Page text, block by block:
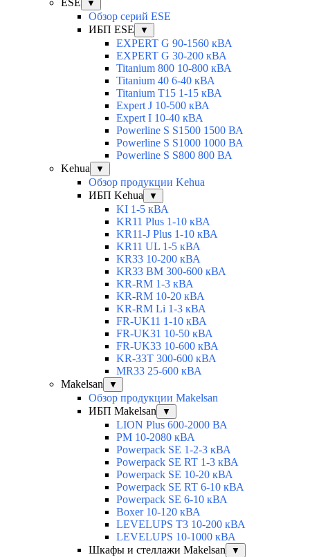
ESE ▼
Обзор серий ESE
ИБП ESE
▼
EXPERT G 90-1560 кВА
EXPERT G 30-200 кВА
Titanium 800 10-800 кВА
Titanium 40 6-40 кВА
Titanium T15 1-15 кВА
Expert J 10-500 кВА
Expert I 10-40 кВА
Powerline S S1500 1500 ВА
Powerline S S1000 1000 ВА
Powerline S S800 800 ВА
Kehua
▼
Обзор продукции Kehua
ИБП Kehua
▼
KI 1-5 кВА
KR11 Plus 1-10 кВА
KR11-J Plus 1-10 кВА
KR11 UL 1-5 кВА
KR33 10-200 кВА
KR33 BM 300-600 кВА
KR-RM 1-3 кВА
KR-RM 10-20 кВА
KR-RM Li 1-3 кВА
FR-UK11 1-10 кВА
FR-UK31 10-50 кВА
FR-UK33 10-600 кВА
KR-33T 300-600 кВА
MR33 25-600 кВА
Makelsan
▼
Обзор продукции Makelsan
ИБП Makelsan
▼
LION Plus 600-2000 ВА
PM 10-2080 кВА
Powerpack SE 1-2-3 кВА
Powerpack SE RT 1-3 кВА
Powerpack SE 10-20 кВА
Powerpack SE RT 6-10 кВА
Powerpack SE 6-10 кВА
Boxer 10-120 кВА
LEVELUPS T3 10-200 кВА
LEVELUPS 10-1000 кВА
Шкафы и стеллажи Makelsan
▼